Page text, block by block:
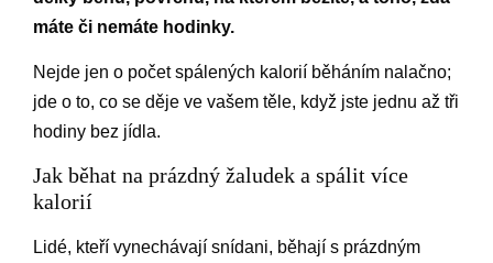
máte či nemáte hodinky.
Nejde jen o počet spálených kalorií běháním nalačno;
jde o to, co se děje ve vašem těle, když jste jednu až tři
hodiny bez jídla.
Jak běhat na prázdný žaludek a spálit více
kalorií
Lidé, kteří vynechávají snídani, běhají s prázdným